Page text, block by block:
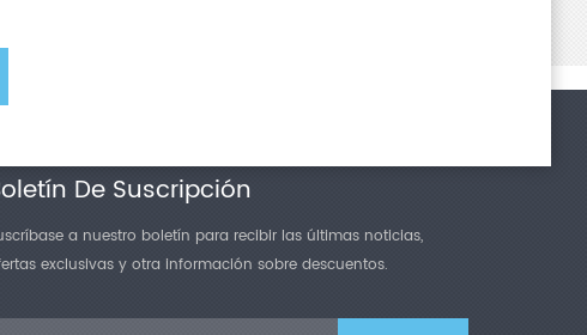
De Suscripción
a nuestro boletín para recibir las últimas noticias,
exclusivas y otra información sobre descuentos.